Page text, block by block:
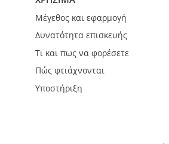
Μέγεθος και εφαρμογή
Δυνατότητα επισκευής
Τι και πως να φορέσετε
Πώς φτιάχνονται
Υποστήριξη